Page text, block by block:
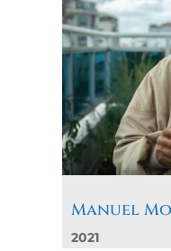
Manuel
2021